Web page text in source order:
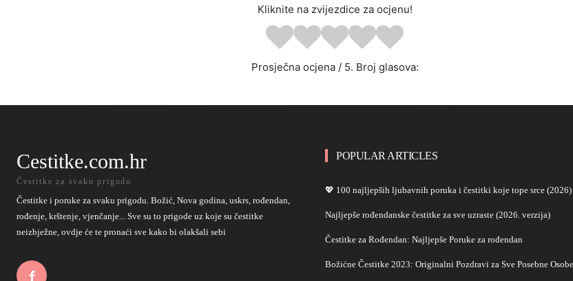
Kliknite na zvijezdice za ocjenu!
Prosječna ocjena / 5. Broj glasova:
Cestitke.com.hr
Čestitke za svaku prigodu
Čestitke i poruke za svaku prigodu. Božić, Nova godina, uskrs, rođendan,
rođenje, krštenje, vjenčanje... Sve su to prigode uz koje su čestitke
neizbježne, ovdje će te pronaći sve kako bi olakšali sebi
POPULAR ARTICLES
💖 100 najljepših ljubavnih poruka i čestitki koje tope srce (2026)
Najljepše rođendanske čestitke za sve uzraste (2026. verzija)
Čestitke za Rođendan: Najljepše Poruke za rođendan
Božićne Čestitke 2023: Originalni Pozdravi za Sve Posebne Osobe